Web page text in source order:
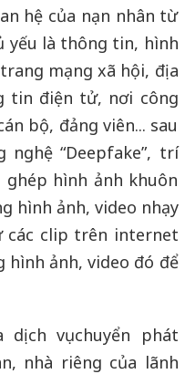
hệ của nạn nhân từ
yếu là thông tin, hình
mạng xã hội, địa
tin điện tử, nơi công
bộ, đảng viên... sau
nghệ “Deepfake”, trí
hình ảnh khuôn
hình ảnh, video nhạy
các clip trên internet
ảnh, video đó để
vụ chuyển phát
nhà riêng của lãnh